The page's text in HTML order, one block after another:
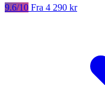
9.6/10 Fra 4 290 kr